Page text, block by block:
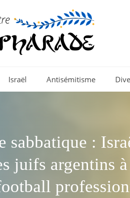
Israël Antisémitisme
sabbatique :
juifs argentins